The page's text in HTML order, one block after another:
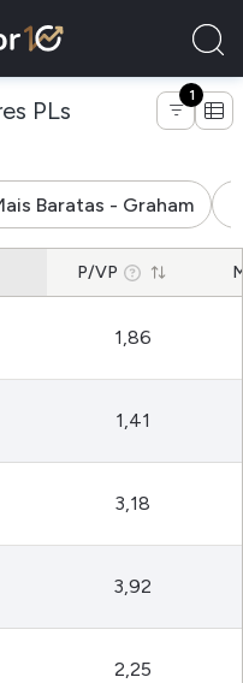
PLs de empresas
1
Baratas - Graham
P/VP
1,86
1,41
3,18
3,92
2,25